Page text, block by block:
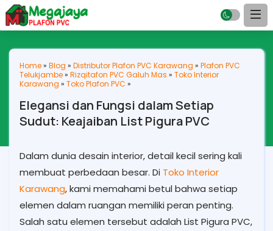
Home» Blog » Distributor Plafon PVC Karawang » Plafon PVC
Telukjambe» Rizqitafon PVC Galuh Mas » Toko Interior
Karawang » Toko Plafon PVC »
Elegansi dan Fungsi dalam Setiap
Sudut: Keajaiban List Pigura PVC
Dalam dunia desain interior, detail kecil sering kali
membuat perbedaan besar. Di Toko Interior
Karawang, kami memahami betul bahwa setiap
elemen dalam ruangan memiliki peran penting.
Salah satu elemen tersebut adalah List Pigura PVC,